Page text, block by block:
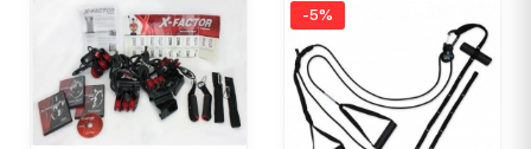
-5%